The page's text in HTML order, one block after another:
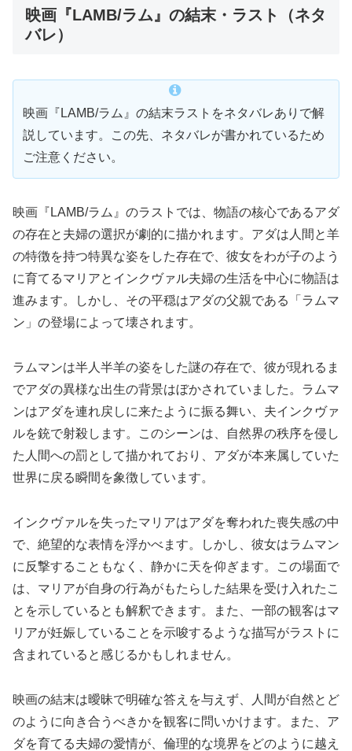
映画『LAMB/ラム』の結末・ラスト（ネタ
バレ）
映画『LAMB/ラム』の結末ラストをネタバレありで解
説しています。この先、ネタバレが書かれているため
ご注意ください。
映画『LAMB/ラム』のラストでは、物語の核心であるアダ
の存在と夫婦の選択が劇的に描かれます。アダは人間と羊
の特徴を持つ特異な姿をした存在で、彼女をわが子のよう
に育てるマリアとインクヴァル夫婦の生活を中心に物語は
進みます。しかし、その平穏はアダの父親である「ラムマ
ン」の登場によって壊されます。
ラムマンは半人半羊の姿をした謎の存在で、彼が現れるま
でアダの異様な出生の背景はぼかされていました。ラムマ
ンはアダを連れ戻しに来たように振る舞い、夫インクヴァ
ルを銃で射殺します。このシーンは、自然界の秩序を侵し
た人間への罰として描かれており、アダが本来属していた
世界に戻る瞬間を象徴しています。
インクヴァルを失ったマリアはアダを奪われた喪失感の中
で、絶望的な表情を浮かべます。しかし、彼女はラムマン
に反撃することもなく、静かに天を仰ぎます。この場面で
は、マリアが自身の行為がもたらした結果を受け入れたこ
とを示しているとも解釈できます。また、一部の観客はマ
リアが妊娠していることを示唆するような描写がラストに
含まれていると感じるかもしれません。
映画の結末は曖昧で明確な答えを与えず、人間が自然とど
のように向き合うべきかを観客に問いかけます。また、ア
ダを育てる夫婦の愛情が、倫理的な境界をどのように越え